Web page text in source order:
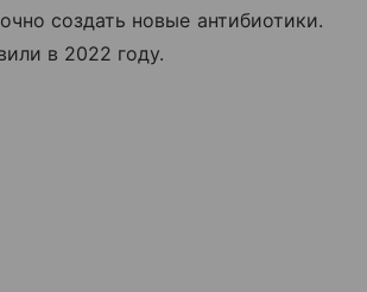
создать новые антибиотики.
в 2022 году.